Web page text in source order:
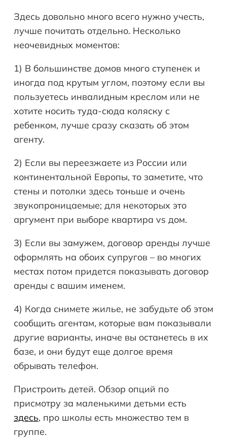
Здесь довольно много всего нужно учесть,
лучше почитать отдельно. Несколько
неочевидных моментов:
1) В большинстве домов много ступенек и
иногда под крутым углом, поэтому если вы
пользуетесь инвалидным креслом или не
хотите носить туда-сюда коляску с
ребенком, лучше сразу сказать об этом
агенту.
2) Если вы переезжаете из России или
континентальной Европы, то заметите, что
стены и потолки здесь тоньше и очень
звукопроницаемые; для некоторых это
аргумент при выборе квартира vs дом.
3) Если вы замужем, договор аренды лучше
оформлять на обоих супругов – во многих
местах потом придется показывать договор
аренды с вашим именем.
4) Когда снимете жилье, не забудьте об этом
сообщить агентам, которые вам показывали
другие варианты, иначе вы останетесь в их
базе, и они будут еще долгое время
обрывать телефон.
Пристроить детей. Обзор опций по
присмотру за маленькими детьми есть
здесь, про школы есть множество тем в
группе.